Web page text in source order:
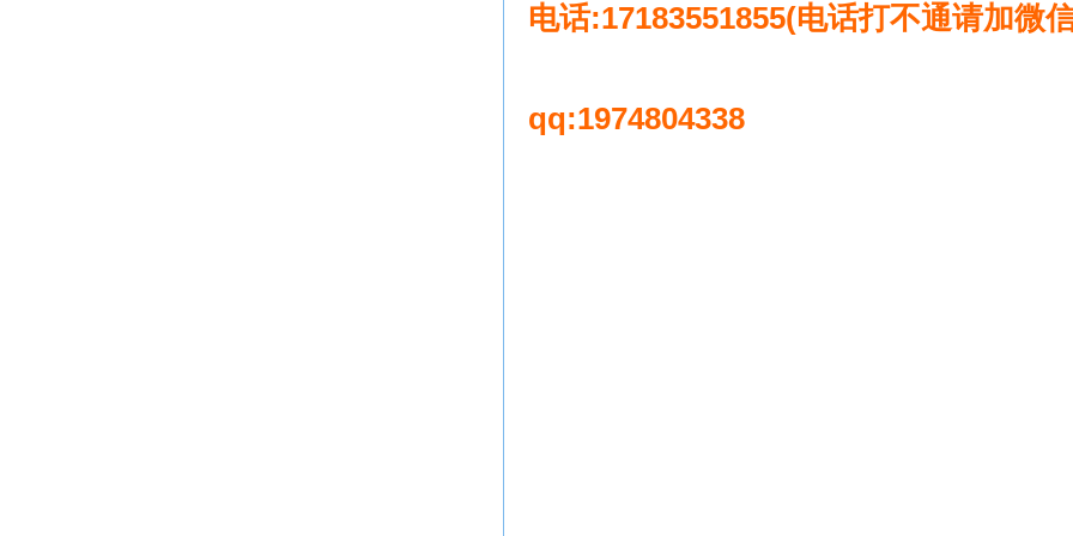
电话:17183551855(电话打不通请加微
qq:1974804338